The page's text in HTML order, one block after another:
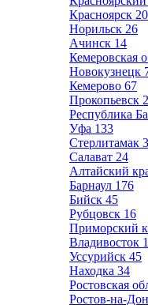
Красноярск
Норильск 26
Ачинск 14
Кемеровская
Новокузнецк
Кемерово 67
Прокопьевск
Республика
Уфа 133
Стерлитамак
Салават 24
Алтайский
Барнаул 176
Бийск 45
Рубцовск 16
Приморский
Владивосток
Уссурийск 45
Находка 34
Ростовская
Ростов-на-